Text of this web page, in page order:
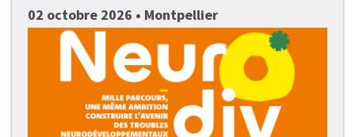
02 octobre 2026 • Montpellier